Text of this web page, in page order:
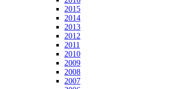
2015
2014
2013
2012
2011
2010
2009
2008
2007